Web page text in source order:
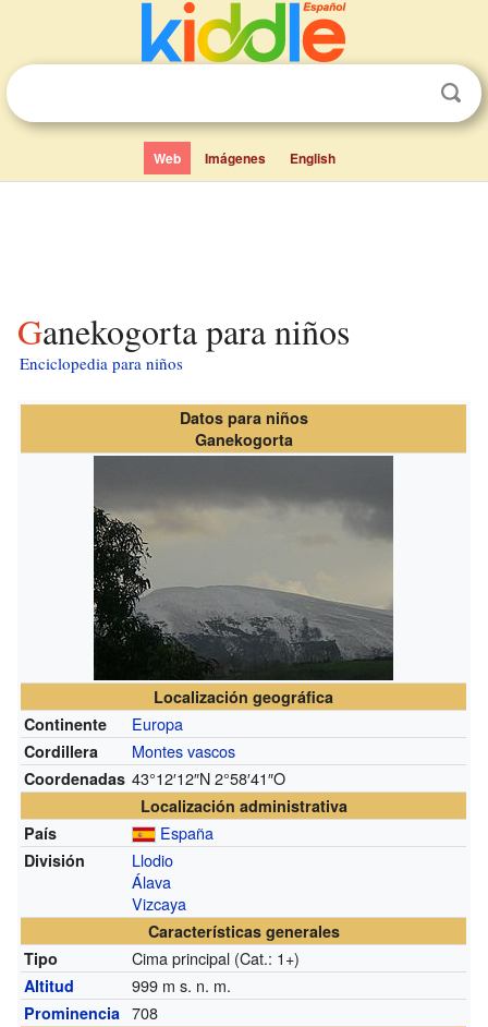
Web Imágenes English
Ganekogorta para niños
Enciclopedia para niños
Datos para niños
Ganekogorta
Localización geográfica
Continente
Europa
Cordillera Montes vascos
Coordenadas 43°12′12″N2°58′41″O
Localización administrativa
País
España
División
Llodio
Álava
Vizcaya
Características generales
Tipo
Cima principal (Cat.: 1+)
Altitud 999 m s. n. m.
Prominencia 708